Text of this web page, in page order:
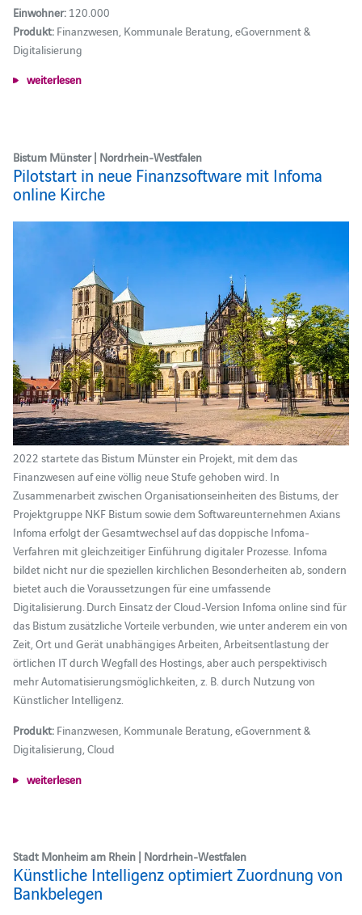
Einwohner:120.000
Produkt:Finanzwesen, Kommunale Beratung, eGovernment &
Digitalisierung
weiterlesen
Bistum Münster | Nordrhein-Westfalen
Pilotstart in neue Finanzsoftware mit Infoma
online Kirche
2022 startete das Bistum Münster ein Projekt, mit dem das
Finanzwesen auf eine völlig neue Stufe gehoben wird. In
Zusammenarbeit zwischen Organisationseinheiten des Bistums, der
Projektgruppe NKF Bistum sowie dem Softwareunternehmen Axians
Infoma erfolgt der Gesamtwechsel auf das doppische Infoma-
Verfahren mit gleichzeitiger Einführung digitaler Prozesse. Infoma
bildet nicht nur die speziellen kirchlichen Besonderheiten ab, sondern
bietet auch die Voraussetzungen für eine umfassende
Digitalisierung. Durch Einsatz der Cloud-Version Infoma online sind für
das Bistum zusätzliche Vorteile verbunden, wie unter anderem ein von
Zeit, Ort und Gerät unabhängiges Arbeiten, Arbeitsentlastung der
örtlichen IT durch Wegfall des Hostings, aber auch perspektivisch
mehr Automatisierungsmöglichkeiten, z. B. durch Nutzung von
Künstlicher Intelligenz.
Produkt:Finanzwesen, Kommunale Beratung, eGovernment &
Digitalisierung, Cloud
weiterlesen
Stadt Monheim am Rhein | Nordrhein-Westfalen
Künstliche Intelligenz optimiert Zuordnung von
Bankbelegen